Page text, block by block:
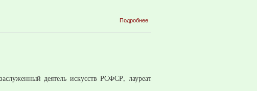
Подробнее
деятель искусств РСФСР, лауреат